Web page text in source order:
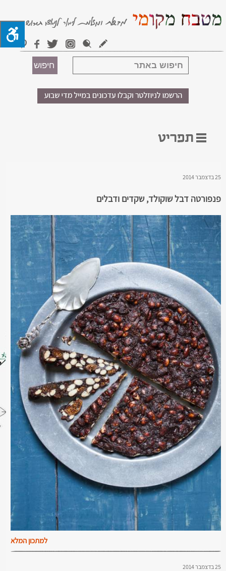
25 בדצמבר 2014
פנפורטה דבל שוקולד, שקדים ודבלים
למתכון המלא
25 בדצמבר 2014